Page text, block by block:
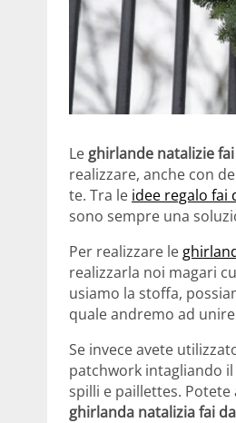
Le ghirlande natalizie
realizzare, anche con
te. Tra le idee regalo fai
sono sempre una
Per realizzare le
realizzarla noi magari
usiamo la stoffa,
quale andremo ad
Se invece avete
patchwork intagliando
spilli e paillettes.
ghirlanda natalizia fai